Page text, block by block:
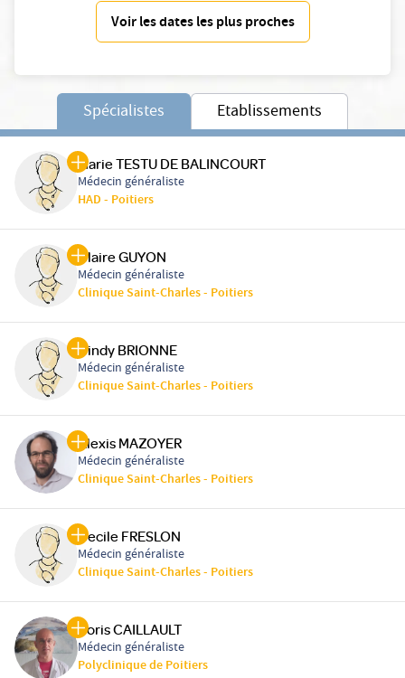
Voir les dates les plus proches
Spécialistes Etablissements
Marie TESTU DE BALINCOURT
Médecin généraliste
HAD - Poitiers
Claire GUYON
Médecin généraliste
Clinique Saint-Charles - Poitiers
Cindy BRIONNE
Médecin généraliste
Clinique Saint-Charles - Poitiers
Alexis MAZOYER
Médecin généraliste
Clinique Saint-Charles - Poitiers
Cecile FRESLON
Médecin généraliste
Clinique Saint-Charles - Poitiers
Boris CAILLAULT
Médecin généraliste
Polyclinique de Poitiers